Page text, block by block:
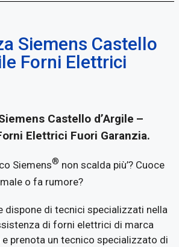
Siemens Castello
Forni Elettrici
Castello d’Argile –
Elettrici Fuori Garanzia.
Siemens® non scalda più’? Cuoce
male o fa rumore?
dispone di tecnici specializzati nella
di forni elettrici di marca
e prenota un tecnico specializzato di